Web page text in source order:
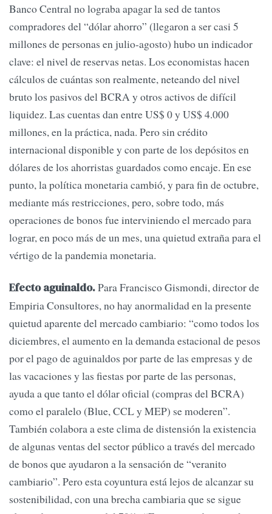
Banco Central no lograba apagar la sed de tantos
compradores del “dólar ahorro” (llegaron a ser casi 5
millones de personas en julio-agosto) hubo un indicador
clave: el nivel de reservas netas. Los economistas hacen
cálculos de cuántas son realmente, neteando del nivel
bruto los pasivos del BCRA y otros activos de difícil
liquidez. Las cuentas dan entre US$ 0 y US$ 4.000
millones, en la práctica, nada. Pero sin crédito
internacional disponible y con parte de los depósitos en
dólares de los ahorristas guardados como encaje. En ese
punto, la política monetaria cambió, y para fin de octubre,
mediante más restricciones, pero, sobre todo, más
operaciones de bonos fue interviniendo el mercado para
lograr, en poco más de un mes, una quietud extraña para el
vértigo de la pandemia monetaria.
Efecto aguinaldo.Para Francisco Gismondi, director de
Empiria Consultores, no hay anormalidad en la presente
quietud aparente del mercado cambiario: “como todos los
diciembres, el aumento en la demanda estacional de pesos
por el pago de aguinaldos por parte de las empresas y de
las vacaciones y las fiestas por parte de las personas,
ayuda a que tanto el dólar oficial (compras del BCRA)
como el paralelo (Blue, CCL y MEP) se moderen”.
También colabora a este clima de distensión la existencia
de algunas ventas del sector público a través del mercado
de bonos que ayudaron a la sensación de “veranito
cambiario”. Pero esta coyuntura está lejos de alcanzar su
sostenibilidad, con una brecha cambiaria que se sigue